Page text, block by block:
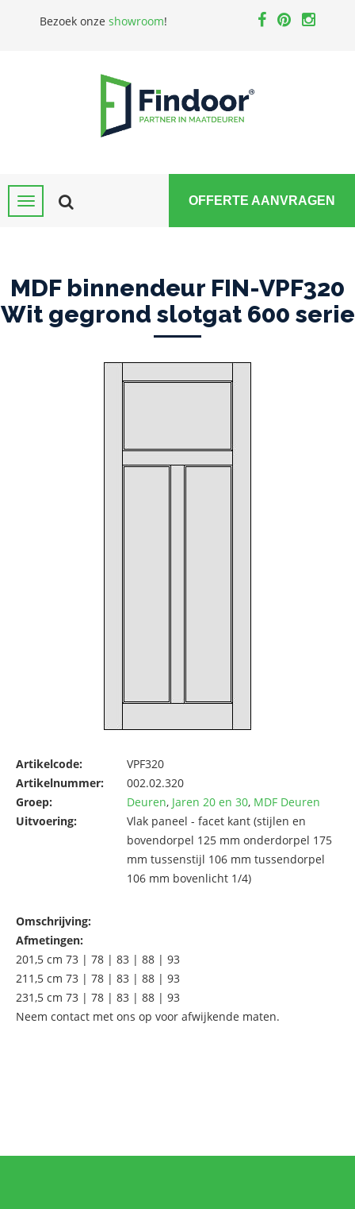
Bezoek onze showroom!
OFFERTE AANVRAGEN
MDF binnendeur FIN-VPF320
Wit gegrond slotgat 600 serie
Artikelcode:
VPF320
Artikelnummer:
002.02.320
Groep:
Deuren, Jaren 20 en 30, MDF Deuren
Uitvoering:
Vlak paneel - facet kant (stijlen en
bovendorpel 125 mm onderdorpel 175
mm tussenstijl 106 mm tussendorpel
106 mm bovenlicht 1/4)
Omschrijving:
Afmetingen:
201,5 cm 73 | 78 | 83 | 88 | 93
211,5 cm 73 | 78 | 83 | 88 | 93
231,5 cm 73 | 78 | 83 | 88 | 93
Neem contact met ons op voor afwijkende maten.